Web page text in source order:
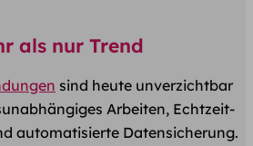
als nur Trend
sind heute unverzichtbar
Arbeiten, Echtzeit-
automatisierte Datensicherung.